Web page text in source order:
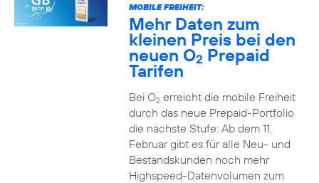
MOBILE FREIHEIT:
Mehr Daten zum
kleinen Preis bei den
neuen O2 Prepaid
Tarifen
Bei O2erreicht die mobile Freiheit
durch das neue Prepaid-Portfolio
die nächste Stufe: Ab dem 11.
Februar gibt es für alle Neu- und
Bestandskunden noch mehr
Highspeed-Datenvolumen zum